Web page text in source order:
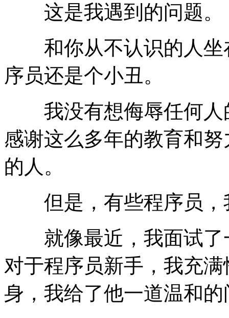
这是我遇到的问题。
和你从不认识的人坐
序员还是个小丑。
我没有想侮辱任何人
感谢这么多年的教育和
的人。
但是，有些程序员，
就像最近，我面试了
对于程序员新手，我充
身，我给了他一道温和